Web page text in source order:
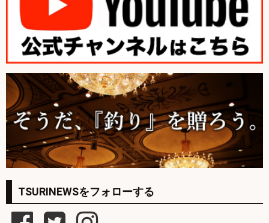
TSURINEWSをフォローする